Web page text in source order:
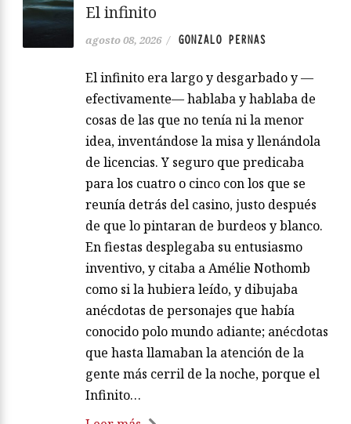
El infinito
agosto 08, 2026 / GONZALO PERNAS
El infinito era largo y desgarbado y —
efectivamente— hablaba y hablaba de
cosas de las que no tenía ni la menor
idea, inventándose la misa y llenándola
de licencias. Y seguro que predicaba
para los cuatro o cinco con los que se
reunía detrás del casino, justo después
de que lo pintaran de burdeos y blanco.
En fiestas desplegaba su entusiasmo
inventivo, y citaba a Amélie Nothomb
como si la hubiera leído, y dibujaba
anécdotas de personajes que había
conocido polo mundo adiante; anécdotas
que hasta llamaban la atención de la
gente más cerril de la noche, porque el
Infinito…